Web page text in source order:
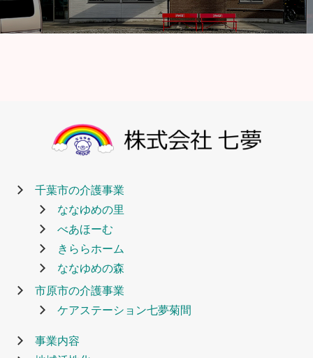
千葉市の介護事業
ななゆめの里
べあほーむ
きららホーム
ななゆめの森
市原市の介護事業
ケアステーション七夢菊間
事業内容